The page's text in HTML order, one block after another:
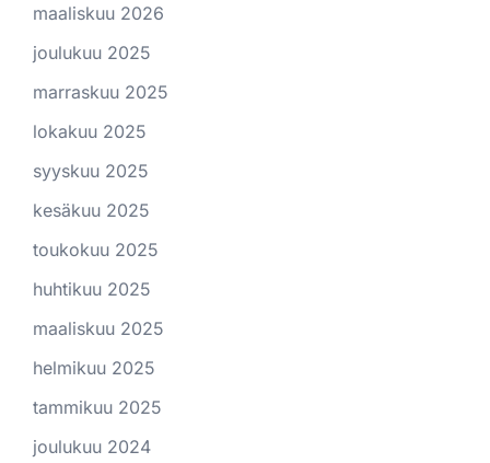
maaliskuu 2026
joulukuu 2025
marraskuu 2025
lokakuu 2025
syyskuu 2025
kesäkuu 2025
toukokuu 2025
huhtikuu 2025
maaliskuu 2025
helmikuu 2025
tammikuu 2025
joulukuu 2024